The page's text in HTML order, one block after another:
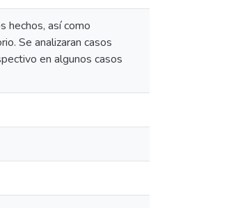
hechos, así como
Se analizaran casos
en algunos casos